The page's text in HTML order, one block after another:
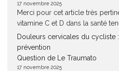
17 novembre 2025
Merci pour cet article très
vitamine C et D dans la santé
Douleurs cervicales du cycliste
prévention
Question de Le Traumato
17 novembre 2025